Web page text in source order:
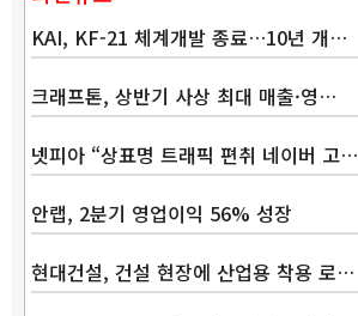
KAI, KF-21 체계개발 종료…10년 개…
크래프톤, 상반기 사상 최대 매출·영…
넷피아 “상표명 트래픽 편취 네이버 고…
안랩, 2분기 영업이익 56% 성장
현대건설, 건설 현장에 산업용 착용 로…